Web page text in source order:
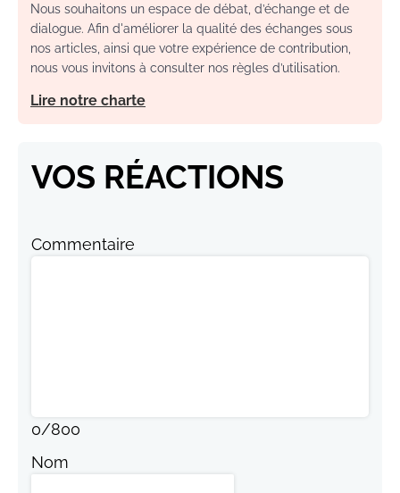
Nous souhaitons un espace de débat, d’échange et de
dialogue. Afin d'améliorer la qualité des échanges sous
nos articles, ainsi que votre expérience de contribution,
nous vous invitons à consulter nos règles d’utilisation.
Lire notre charte
VOS RÉACTIONS
Commentaire
0/800
Nom